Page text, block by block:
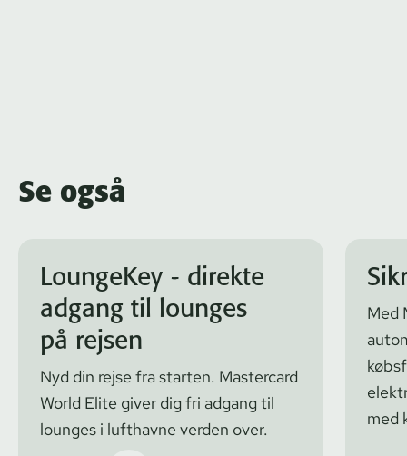
Se også
LoungeKey - direkte
adgang til lounges
på rejsen
Nyd din rejse fra starten. Mastercard
World Elite giver dig fri adgang til
lounges i lufthavne verden over.
Med
med